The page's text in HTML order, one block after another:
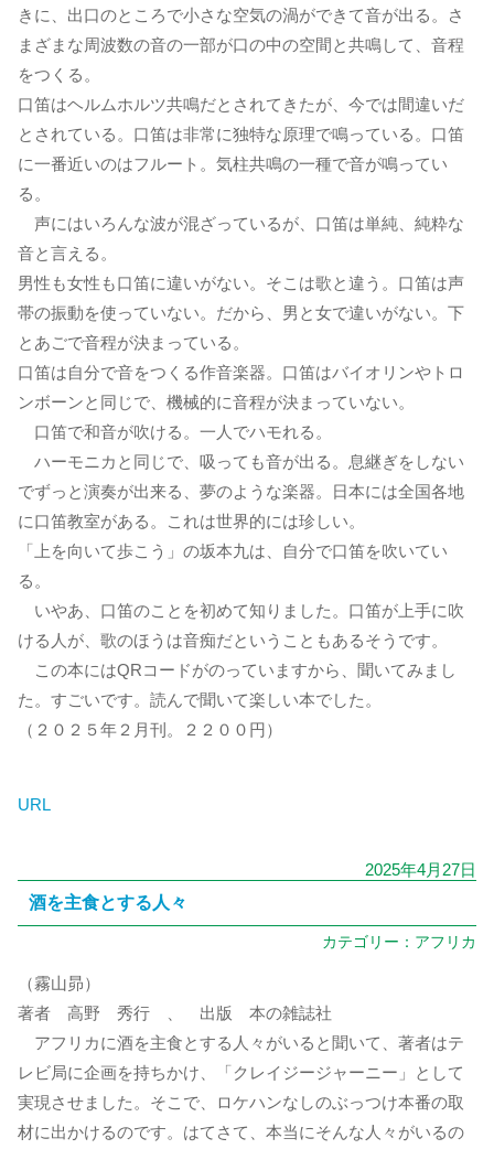
きに、出口のところで小さな空気の渦ができて音が出る。さ
まざまな周波数の音の一部が口の中の空間と共鳴して、音程
をつくる。
口笛はヘルムホルツ共鳴だとされてきたが、今では間違いだ
とされている。口笛は非常に独特な原理で鳴っている。口笛
に一番近いのはフルート。気柱共鳴の一種で音が鳴ってい
る。
声にはいろんな波が混ざっているが、口笛は単純、純粋な
音と言える。
男性も女性も口笛に違いがない。そこは歌と違う。口笛は声
帯の振動を使っていない。だから、男と女で違いがない。下
とあごで音程が決まっている。
口笛は自分で音をつくる作音楽器。口笛はバイオリンやトロ
ンボーンと同じで、機械的に音程が決まっていない。
口笛で和音が吹ける。一人でハモれる。
ハーモニカと同じで、吸っても音が出る。息継ぎをしない
でずっと演奏が出来る、夢のような楽器。日本には全国各地
に口笛教室がある。これは世界的には珍しい。
「上を向いて歩こう」の坂本九は、自分で口笛を吹いてい
る。
いやあ、口笛のことを初めて知りました。口笛が上手に吹
ける人が、歌のほうは音痴だということもあるそうです。
この本にはQRコードがのっていますから、聞いてみまし
た。すごいです。読んで聞いて楽しい本でした。
（２０２５年２月刊。２２００円）
URL
2025年4月27日
酒を主食とする人々
カテゴリー： アフリカ
（霧山昴）
著者 高野 秀行 、 出版 本の雑誌社
アフリカに酒を主食とする人々がいると聞いて、著者はテ
レビ局に企画を持ちかけ、「クレイジージャーニー」として
実現させました。そこで、ロケハンなしのぶっつけ本番の取
材に出かけるのです。はてさて、本当にそんな人々がいるの